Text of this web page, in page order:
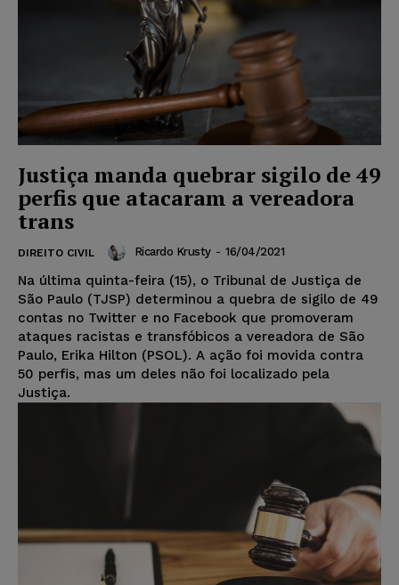
Justiça manda quebrar sigilo de 49
perfis que atacaram a vereadora
trans
DIREITO CIVIL Ricardo Krusty - 16/04/2021
Na última quinta-feira (15), o Tribunal de Justiça de
São Paulo (TJSP) determinou a quebra de sigilo de 49
contas no Twitter e no Facebook que promoveram
ataques racistas e transfóbicos a vereadora de São
Paulo, Erika Hilton (PSOL). A ação foi movida contra
50 perfis, mas um deles não foi localizado pela
Justiça.